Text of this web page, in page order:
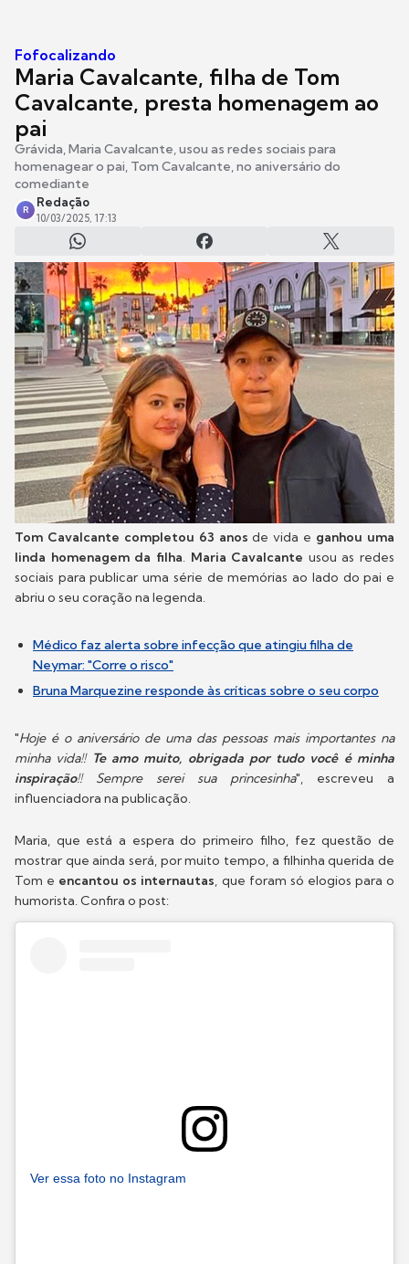
Fofocalizando
Maria Cavalcante, filha de Tom
Cavalcante, presta homenagem ao
pai
Grávida, Maria Cavalcante, usou as redes sociais para
homenagear o pai, Tom Cavalcante, no aniversário do
comediante
R
Redação
10/03/2025, 17:13
Tom Cavalcante completou 63 anos de vida e ganhou uma
linda homenagem da filha. Maria Cavalcante usou as redes
sociais para publicar uma série de memórias ao lado do pai e
abriu o seu coração na legenda.
Médico faz alerta sobre infecção que atingiu filha de
Neymar: "Corre o risco"
Bruna Marquezine responde às críticas sobre o seu corpo
"Hoje é o aniversário de uma das pessoas mais importantes na
minha vida!! Te amo muito, obrigada por tudo você é minha
inspiração!! Sempre serei sua princesinha", escreveu a
influenciadora na publicação.
Maria, que está a espera do primeiro filho, fez questão de
mostrar que ainda será, por muito tempo, a filhinha querida de
Tom e encantou os internautas, que foram só elogios para o
humorista. Confira o post:
Ver essa foto no Instagram